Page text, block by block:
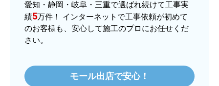
【注文商品】ヒーター・ストーブ 【注
文時期】2025年11月頃（モバイルから）
【このショップを選んだ理由は？】
【注文からどのくらいで届きましたか？】
愛知・静岡・岐阜・三重で選ばれ続けて工事実
績5万件！ インターネットで工事依頼が初めて
のお客様も、安心して施工のプロにお任せくだ
さい。
モール出店で安心！